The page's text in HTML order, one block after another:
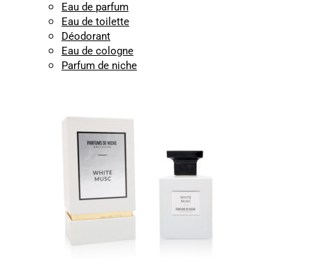
Eau de parfum
Eau de toilette
Déodorant
Eau de cologne
Parfum de niche